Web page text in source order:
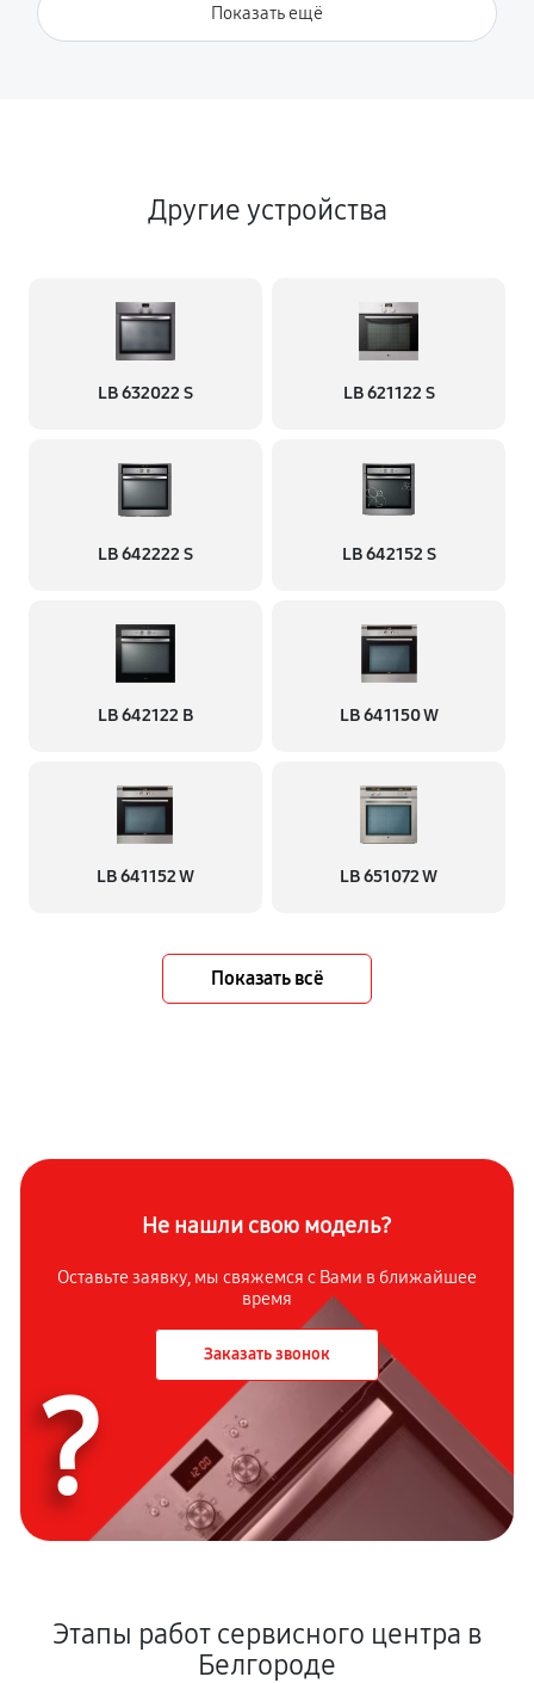
Показать ещё
Другие устройства
LB 632022 S LB 621122 S
LB 642222 S LB 642152 S
LB 642122 B LB 641150 W
LB 641152 W LB 651072 W
Показать всё
Не нашли свою модель?
Оставьте заявку, мы свяжемся с Вами в ближайшее
время
Заказать звонок
?
Этапы работ сервисного центра в
Белгороде